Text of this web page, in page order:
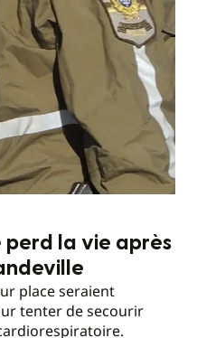
perd la vie après
place seraient
tenter de secourir